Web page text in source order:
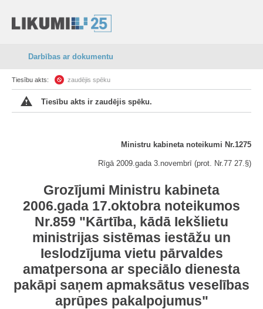
Darbības ar dokumentu
Tiesību akts: zaudējis spēku
Tiesību akts ir zaudējis spēku.
Ministru kabineta noteikumi Nr.1275
Rīgā 2009.gada 3.novembrī (prot. Nr.77 27.§)
Grozījumi Ministru kabineta
2006.gada 17.oktobra noteikumos
Nr.859 "Kārtība, kādā Iekšlietu
ministrijas sistēmas iestāžu un
Ieslodzījuma vietu pārvaldes
amatpersona ar speciālo dienesta
pakāpi saņem apmaksātus veselības
aprūpes pakalpojumus"